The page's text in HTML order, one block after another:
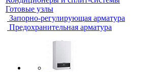
Готовые узлы
Запорно-регулирующая арматура
Предохранительная арматура